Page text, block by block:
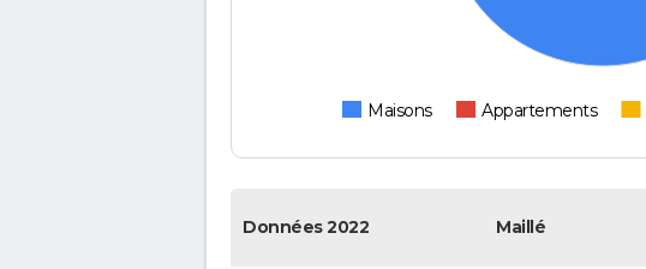
Maisons Appartements
Données 2022 Maillé